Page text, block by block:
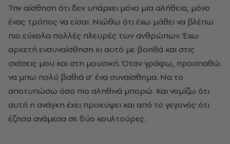
Την αίσθηση ότι δεν υπάρχει μόνο μία αλήθεια, μόνο
ένας τρόπος να είσαι. Νιώθω ότι έχω μάθει να βλέπω
πιο εύκολα πολλές πλευρές των ανθρώπων. Έχω
αρκετή ενσυναίσθηση κι αυτό με βοηθά και στις
σχέσεις μου και στη μουσική. Όταν γράφω, προσπαθώ
να μπω πολύ βαθιά σ’ ένα συναίσθημα. Να το
αποτυπώσω όσο πιο αληθινά μπορώ. Και νομίζω ότι
αυτή η ανάγκη έχει προκύψει και από το γεγονός ότι
έζησα ανάμεσα σε δύο κουλτούρες.